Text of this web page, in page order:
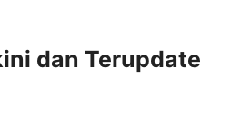
dan Terupdate